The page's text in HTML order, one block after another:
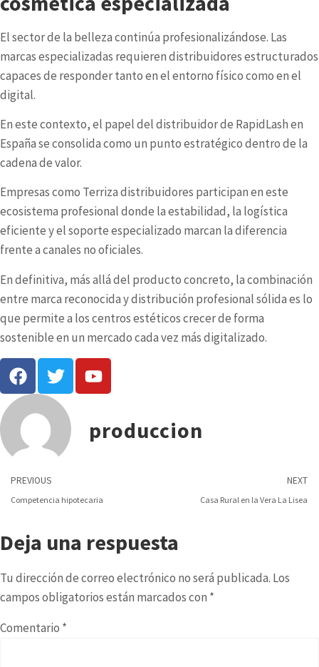
El sector de la belleza continúa profesionalizándose. Las
marcas especializadas requieren distribuidores estructurados
capaces de responder tanto en el entorno físico como en el
digital.
En este contexto, el papel del distribuidor de RapidLashen
España se consolida como un punto estratégico dentro de la
cadena de valor.
Empresas como Terriza distribuidores participan en este
ecosistema profesional donde la estabilidad, la logística
eficiente y el soporte especializado marcan la diferencia
frente a canales no oficiales.
En definitiva, más allá del producto concreto, la combinación
entre marca reconocida y distribución profesional sólida es lo
que permite a los centros estéticos crecer de forma
sostenible en un mercado cada vez más digitalizado.
produccion
PREVIOUS
Competencia hipotecaria
NEXT
Casa Rural en la Vera La Lisea
Deja una respuesta
Tu dirección de correo electrónico no será publicada. Los
campos obligatorios están marcados con *
Comentario *